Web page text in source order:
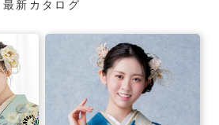
最新カタログ